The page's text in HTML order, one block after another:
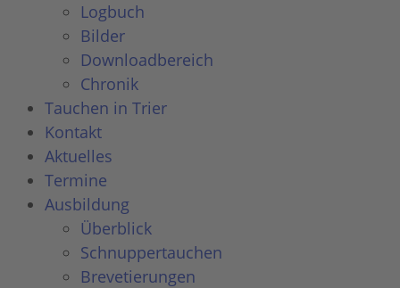
Logbuch
Bilder
Downloadbereich
Chronik
Tauchen in Trier
Kontakt
Aktuelles
Termine
Ausbildung
Überblick
Schnuppertauchen
Brevetierungen